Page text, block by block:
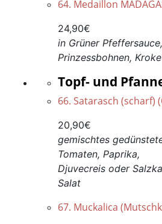
64. Medaillon
24,90€
in Grüner
Prinzessbohnen,
Topf- und
66. Satarasch (scharf)
20,90€
gemischtes
Tomaten, Paprika,
Djuvecreis oder
Salat
67. Muckalica